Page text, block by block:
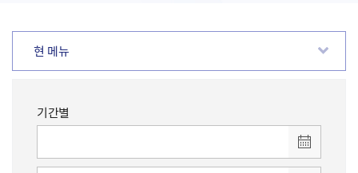
현 메뉴
기간별